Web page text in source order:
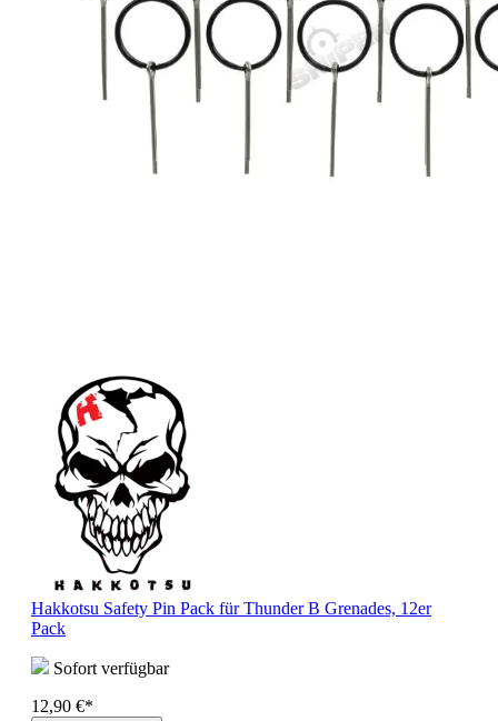
Hakkotsu Safety Pin Pack für Thunder B Grenades, 12er
Pack
Sofort verfügbar
12,90 €*